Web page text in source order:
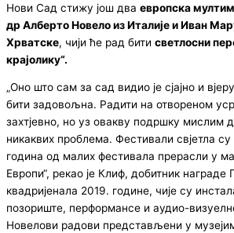
Нови Сад стижу још два европска
др Алберто Новело из Италије и Иван
Хрватске, чији ће рад бити светлосни
крајолику“.
„Оно што сам за сад видио је сјајно и
бити задовољна. Радити на отвореном
захтјевно, но уз овакву подршку мислим
никаквих проблема. Фестивали свјетла
година од малих фестивала прерасли у
Европи“, рекао је Клиф, добитник награде
квадријенала 2019. године, чије су
позориште, перформансе и аудио-
Новелови радови представљени у